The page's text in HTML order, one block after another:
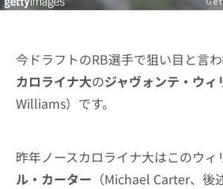
今ドラフトのRB選手で狙い目と言
カロライナ大のジャヴォンテ・ウィ
Williams）です。
昨年ノースカロライナ大はこのウィ
ル・カーター （Michael Carter、